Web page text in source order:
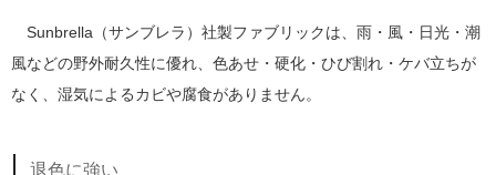
Sunbrella（サンブレラ）社製ファブリックは、雨・風・日光・潮
風などの野外耐久性に優れ、色あせ・硬化・ひび割れ・ケバ立ちが
なく、湿気によるカビや腐食がありません。
退色に強い